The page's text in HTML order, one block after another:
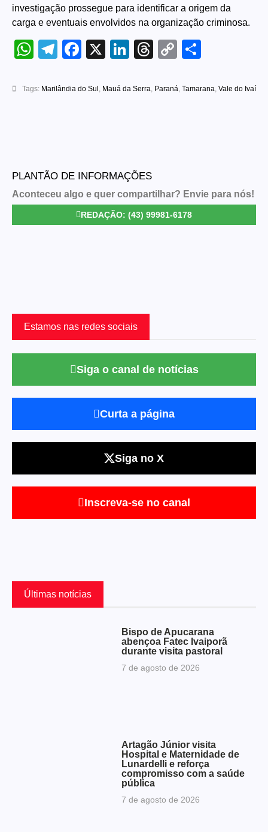
investigação prossegue para identificar a origem da
carga e eventuais envolvidos na organização criminosa.
WhatsApp
Telegram
Facebook
X LinkedIn
Threads
Copy
Tags: Marilândia do Sul , Mauá da Serra, Paraná, Tamarana, Vale do Ivaí
PLANTÃO DE INFORMAÇÕES
Aconteceu algo e quer compartilhar? Envie para nós!
REDAÇÃO: (43) 99981-6178
Estamos nas redes sociais
Siga o canal de notícias
Curta a página
Siga no X
Inscreva-se no canal
Últimas notícias
Bispo de Apucarana
abençoa Fatec Ivaiporã
durante visita pastoral
7 de agosto de 2026
Artagão Júnior visita
Hospital e Maternidade de
Lunardelli e reforça
compromisso com a saúde
pública
7 de agosto de 2026